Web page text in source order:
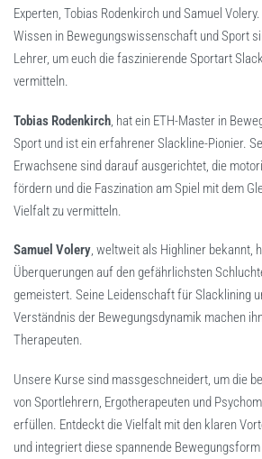
Experten, Tobias Rodenkirch und Samuel
Wissen in Bewegungswissenschaft und Sport
Lehrer, um euch die faszinierende Sportart
vermitteln.
Tobias Rodenkirch, hat ein ETH-Master in
Sport und ist ein erfahrener Slackline-Pionier.
Erwachsene sind darauf ausgerichtet, die
fördern und die Faszination am Spiel mit dem
Vielfalt zu vermitteln.
Samuel Volery, weltweit als Highliner bekannt,
Überquerungen auf den gefährlichsten
gemeistert. Seine Leidenschaft für Slacklining
Verständnis der Bewegungsdynamik machen
Therapeuten.
Unsere Kurse sind massgeschneidert, um die
von Sportlehrern, Ergotherapeuten und
erfüllen. Entdeckt die Vielfalt mit den klaren
und integriert diese spannende